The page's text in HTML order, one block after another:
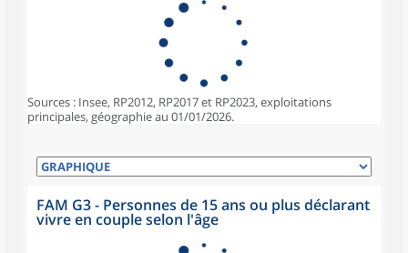
Sources : Insee, RP2012, RP2017 et RP2023, exploitations
principales, géographie au 01/01/2026.
FAM G3 - Personnes de 15 ans ou plus déclarant
vivre en couple selon l'âge